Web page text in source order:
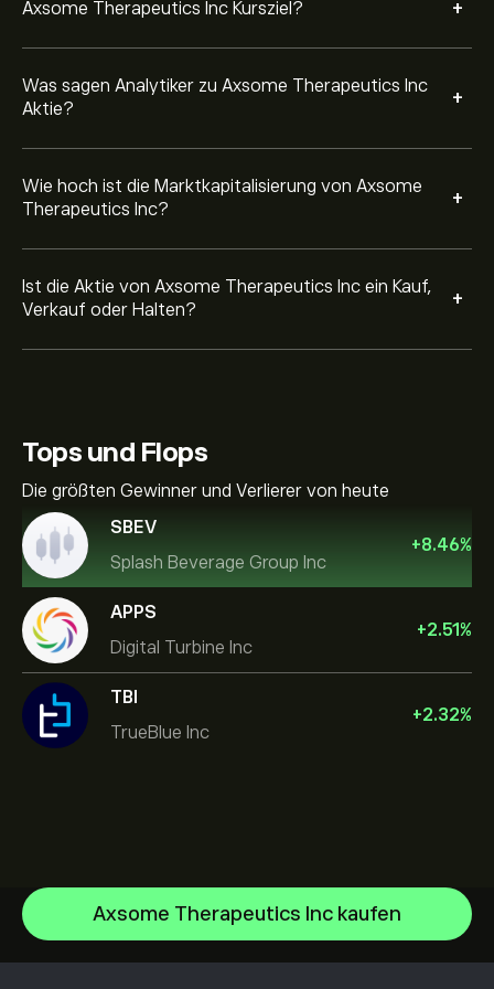
Axsome Therapeutics Inc Kursziel? +
Was sagen Analytiker zu Axsome Therapeutics Inc
Aktie?
+
Wie hoch ist die Marktkapitalisierung von Axsome
Therapeutics Inc?
+
Ist die Aktie von Axsome Therapeutics Inc ein Kauf,
Verkauf oder Halten?
+
Tops und Flops
Die größten Gewinner und Verlierer von heute
SBEV
Splash Beverage Group Inc
+8.46%
APPS
Digital Turbine Inc
+2.51%
TBI
TrueBlue Inc
+2.32%
Axsome Therapeutics Inc kaufen
NVIDIA Corporation
Hilfezentrum